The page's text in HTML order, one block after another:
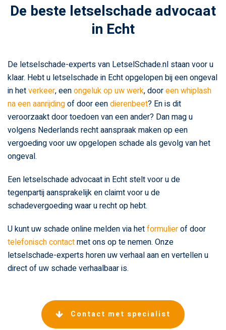
De beste letselschade advocaat
in Echt
De letselschade-experts van LetselSchade.nl staan voor u
klaar. Hebt u letselschade in Echt opgelopen bij een ongeval
in hetverkeer, eenongeluk op uw werk, dooreen whiplash
na een aanrijdingof door eendierenbeet? En is dit
veroorzaakt door toedoen van een ander? Dan mag u
volgens Nederlands recht aanspraak maken op een
vergoeding voor uw opgelopen schade als gevolg van het
ongeval.
Een letselschade advocaat in Echt stelt voor u de
tegenpartij aansprakelijk en claimt voor u de
schadevergoeding waar u recht op hebt.
U kunt uw schade online melden via hetformulierof door
telefonisch contactmet ons op te nemen. Onze
letselschade-experts horen uw verhaal aan en vertellen u
direct of uw schade verhaalbaar is.
Contact met specialist